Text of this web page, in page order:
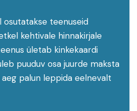
osutatakse teenuseid
kehtivale hinnakirjale
ületab kinkekaardi
puuduv osa juurde maksta
aeg palun leppida eelnevalt